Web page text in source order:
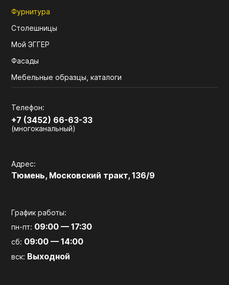
Фурнитура
Столешницы
Мой ЭГГЕР
Фасады
Мебельные образцы, каталоги
Телефон:
+7 (3452) 66-63-33
(многоканальный)
Адрес:
Тюмень, Московский тракт, 136/9
График работы:
пн-пт: 09:00 — 17:30
сб: 09:00 — 14:00
вск: Выходной